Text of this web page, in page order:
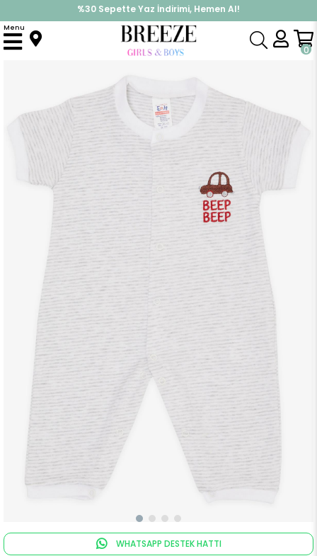
%30 Sepette Yaz İndirimi, Hemen Al!
İndirimlere ek %10 İndirimi Kap, Hemen Üye Ol!
0
Menu
Anasayfa Tulum
WHATSAPP DESTEK HATTI